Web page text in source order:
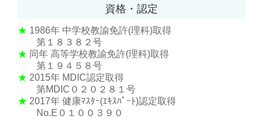
資格・認定
★ 1986年 中学校教諭免許(理科)取得
第１８３８２号
★ 同年 高等学校教諭免許(理科)取得
第１９４５８号
★ 2015年 MDIC認定取得
第MDIC０２０２８１号
★ 2017年 健康ﾏｽﾀｰ(ｴｷｽﾊﾟｰﾄ)認定取得
No.E０１００３９０